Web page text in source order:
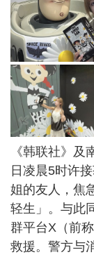
《韩联社》
日凌晨5时许
姐的友人，焦
轻生」。与此
群平台X（前
救援。警方与